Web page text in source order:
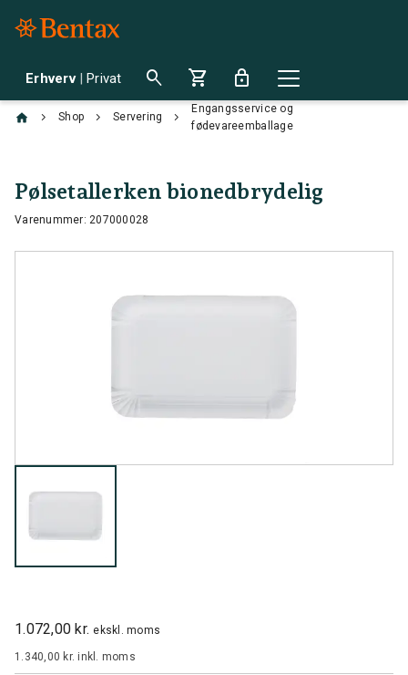
Erhverv | Privat search shopping_cart lock
chevron_right Shop chevron_right Servering chevron_right
Engangsservice og
fødevareemballage
Pølsetallerken bionedbrydelig
Varenummer: 207000028
1.072,00 kr. ekskl. moms
1.340,00 kr.inkl. moms